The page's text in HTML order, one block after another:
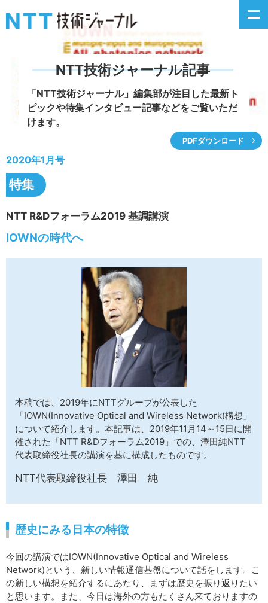
新着情報
イベントカレンダー
サイトマップ
NTT技術ジャーナル記事
「NTT技術ジャーナル」編集部が注目した最新ト
ピックや特集インタビュー記事などをご覧いただ
けます。
PDFダウンロード
2020年1月号
特集
NTT R&Dフォーラム2019 基調講演
IOWNの時代へ
本稿では、2019年にNTTグループが公表した
「IOWN(Innovative Optical and Wireless Network)構想」
について紹介します。本記事は、2019年11月14～15日に開
催された「NTT R&Dフォーラム2019」での、澤田純NTT
代表取締役社長の講演を基に構成したものです。
NTT代表取締役社長 澤田 純
歴史にみる日本の特徴
今回の講演ではIOWN(Innovative Optical and Wireless
Network)という、新しい情報通信基盤について話をします。こ
の新しい構想を紹介するにあたり、まずは歴史を振り返りたい
と思います。また、今日は海外の方もたくさん来ておりますの